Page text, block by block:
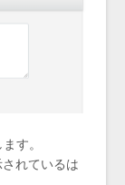
す。
れているは